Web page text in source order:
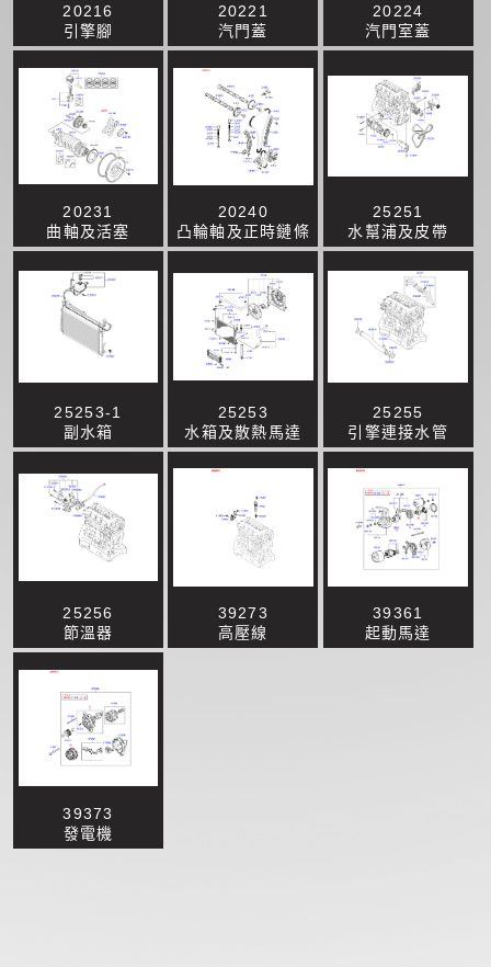
20216
引擎腳
20221
汽門蓋
20224
汽門室蓋
20231
曲軸及活塞
20240
凸輪軸及正時鏈條
25251
水幫浦及皮帶
25253-1
副水箱
25253
水箱及散熱馬達
25255
引擎連接水管
25256
節溫器
39273
高壓線
39361
起動馬達
39373
發電機